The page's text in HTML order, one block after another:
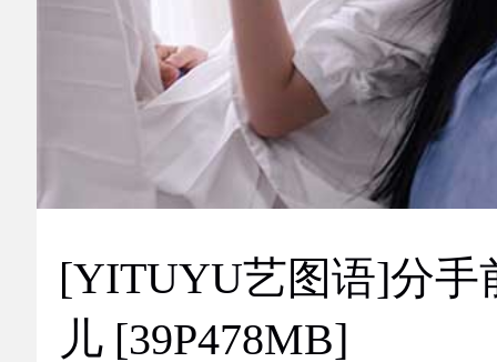
[YITUYU艺图语]分手
儿 [39P478MB]